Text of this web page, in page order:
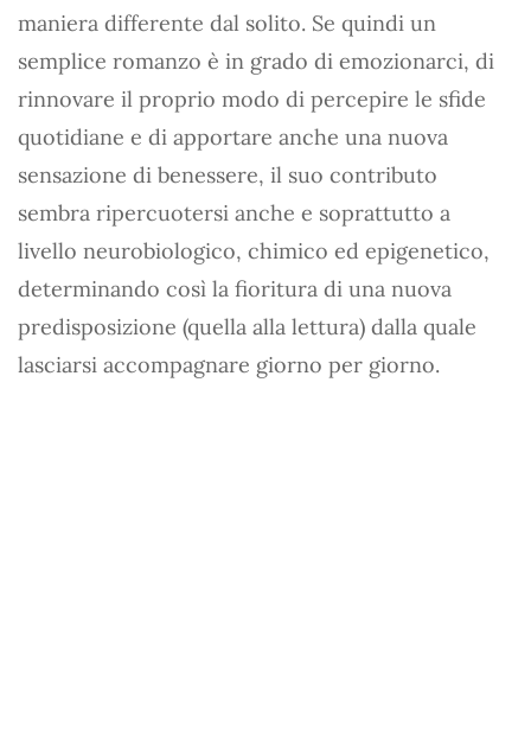
maniera differente dal solito. Se quindi un
semplice romanzo è in grado di emozionarci, di
rinnovare il proprio modo di percepire le sfide
quotidiane e di apportare anche una nuova
sensazione di benessere, il suo contributo
sembra ripercuotersi anche e soprattutto a
livello neurobiologico, chimico ed epigenetico,
determinando così la fioritura di una nuova
predisposizione (quella alla lettura) dalla quale
lasciarsi accompagnare giorno per giorno.